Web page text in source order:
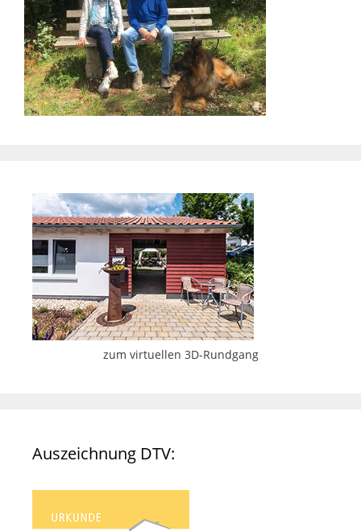
zum virtuellen 3D-Rundgang
Auszeichnung DTV: